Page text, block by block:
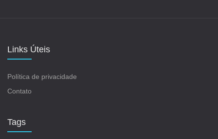
Links Úteis
Política de privacidade
Contato
Tags